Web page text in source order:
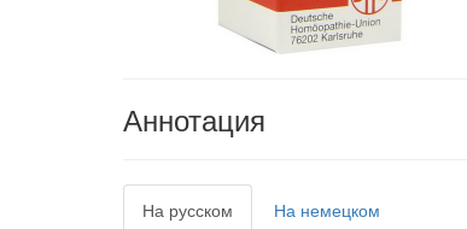
Аннотация
На русском На немецком